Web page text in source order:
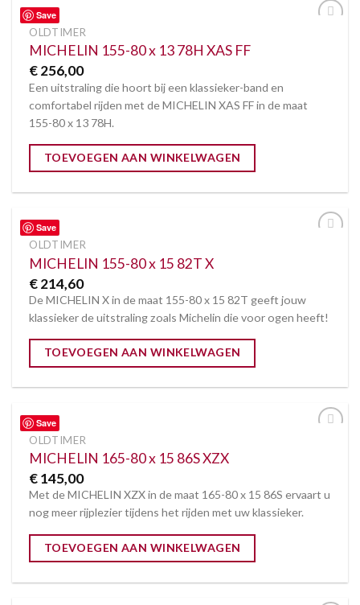
Save
OLDTIMER
MICHELIN 155-80 x 13 78H XAS FF
€256,00
Een uitstraling die hoort bij een klassieker-band en
comfortabel rijden met de MICHELIN XAS FF in de maat
155-80 x 13 78H.
TOEVOEGEN AAN WINKELWAGEN
Save
OLDTIMER
MICHELIN 155-80 x 15 82T X
€214,60
De MICHELIN X in de maat 155-80 x 15 82T geeft jouw
klassieker de uitstraling zoals Michelin die voor ogen heeft!
TOEVOEGEN AAN WINKELWAGEN
Save
OLDTIMER
MICHELIN 165-80 x 15 86S XZX
€145,00
Met de MICHELIN XZX in de maat 165-80 x 15 86S ervaart u
nog meer rijplezier tijdens het rijden met uw klassieker.
TOEVOEGEN AAN WINKELWAGEN